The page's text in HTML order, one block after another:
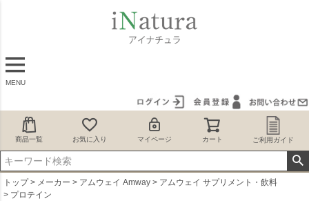
MENU
商品一覧 お気に入り マイページ カート ご利用ガイド
トップ メーカー アムウェイ Amway
アムウェイ サプリメント・飲料
プロテイン